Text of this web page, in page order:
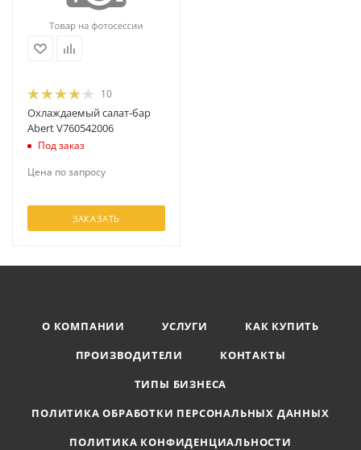
10
Охлаждаемый салат-бар
Abert V760542006
Под заказ
Цена по запросу
ЗАКАЗАТЬ
О КОМПАНИИ УСЛУГИ
КАК КУПИТЬ
ПРОИЗВОДИТЕЛИ
КОНТАКТЫ
ТИПЫ БИЗНЕСА
ПОЛИТИКА ОБРАБОТКИ ПЕРСОНАЛЬНЫХ ДАННЫХ
ПОЛИТИКА КОНФИДЕНЦИАЛЬНОСТИ